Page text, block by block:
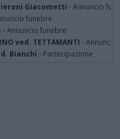
Giacometti - Annuncio
funebre
- Annuncio funebre
ved. TETTAMANTI - Annuncio
Bianchi - Partecipazione